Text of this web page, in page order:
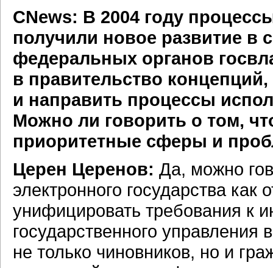
СNews: В 2004 году
получили новое развитие в
федеральных органов
в правительство
и направить процессы
Можно ли говорить о том,
приоритетные сферы и
Церен Церенов: Да, можно
электронного государства
унифицировать требования к
государственного
не только чиновников, но и